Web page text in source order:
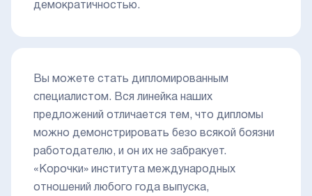
демократичностью.
Вы можете стать дипломированным
специалистом. Вся линейка наших
предложений отличается тем, что дипломы
можно демонстрировать безо всякой боязни
работодателю, и он их не забракует.
«Корочки» института международных
отношений любого года выпуска,